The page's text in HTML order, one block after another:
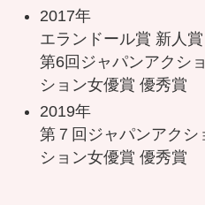
2017年
エランドール賞 新人賞
第6回ジャパンアクシ
ション女優賞 優秀賞
2019年
第７回ジャパンアクシ
ション女優賞 優秀賞